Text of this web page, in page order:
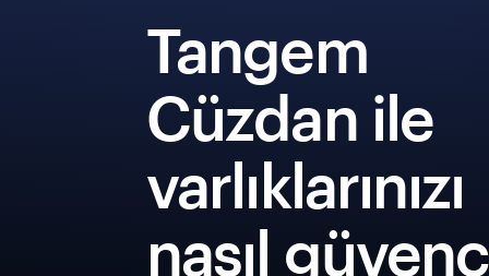
Tangem
Cüzdan ile
varlıklarınızı
nasıl